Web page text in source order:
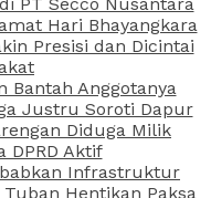
Hari Bhayangkara
Presisi dan Dicintai
Bantah Anggotanya
Justru Soroti Dapur
Diduga Milik
DPRD Aktif
Infrastruktur
Hentikan Paksa